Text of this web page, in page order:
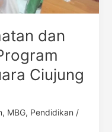
dan
Ciujung
, MBG, Pendidikan /